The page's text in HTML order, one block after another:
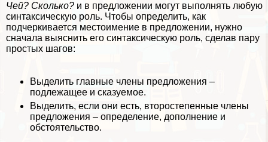
Чей? Сколько? и в предложении могут выполнять любую
синтаксическую роль. Чтобы определить, как
подчеркивается местоимение в предложении, нужно
сначала выяснить его синтаксическую роль, сделав пару
простых шагов:
Выделить главные члeны предложения –
подлежащее и сказуемое.
Выделить, если они есть, второстепенные члeны
предложения – определение, дополнение и
обстоятельство.